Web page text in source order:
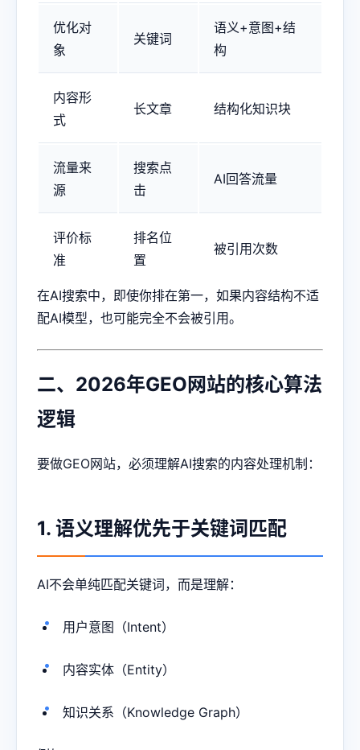
优化对
象
关键词
语义+意图+结
构
内容形
式
长文章 结构化知识块
流量来
源
搜索点
击
AI回答流量
评价标
准
排名位
置
被引用次数
在AI搜索中，即使你排在第一，如果内容结构不适
配AI模型，也可能完全不会被引用。
二、2026年GEO网站的核心算法
逻辑
要做GEO网站，必须理解AI搜索的内容处理机制：
1. 语义理解优先于关键词匹配
AI不会单纯匹配关键词，而是理解：
用户意图（Intent）
内容实体（Entity）
知识关系（Knowledge Graph）